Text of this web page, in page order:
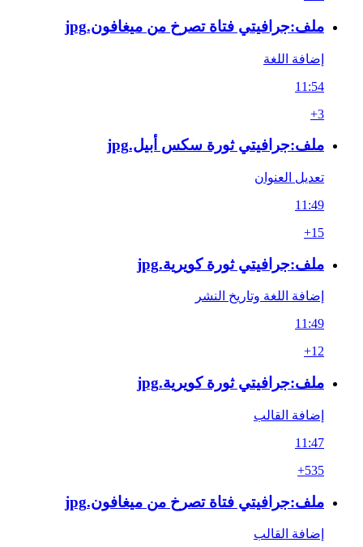
ملف:جرافيتي فتاة تصرخ من ميغافون.jpg
إضافة اللغة
11:54
+3
ملف:جرافيتي ثورة سكس أبيل.jpg
تعديل العنوان
11:49
+15
ملف:جرافيتي ثورة كويرية.jpg
إضافة اللغة وتاريخ النشر
11:49
+12
ملف:جرافيتي ثورة كويرية.jpg
إضافة القالب
11:47
+535
ملف:جرافيتي فتاة تصرخ من ميغافون.jpg
إضافة القالب